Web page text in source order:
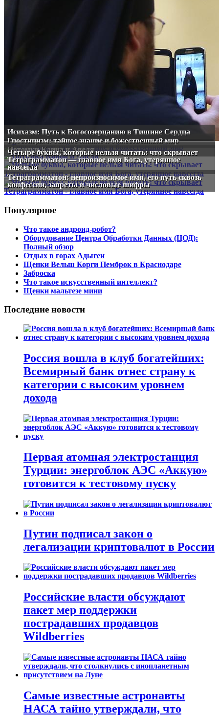
Исихазм: Путь к Богосозерцанию в Тишине Сердца
Гностицизм: тайное знание и божественный мир
Потомки Каина и Авеля
Четыре буквы, которые нельзя читать: что скрывает
Тетраграмматон — главное имя Бога, утерянное
навсегда
Тетраграмматон: непроизносимое имя, его путь сквозь
конфессии, запреты и числовые шифры
Популярное
Что такое андроид-робот?
Оборудование Центра Обработки Данных (ЦОД):
Полный обзор
Отдых в горах Адыгеи
Щенки Вельш Корги Пемброк в Краснодаре
Заброска
Что такое искусственный интеллект?
Щенки мальтезе мини
Последние новости
Россия вошла в клуб богатейших:
Всемирный банк отнес страну к
категории с высоким уровнем
дохода
Первая атомная электростанция
Турции: энергоблок АЭС «Аккую»
готовится к тестовому пуску
Путин подписал закон о
легализации криптовалют в России
Российские власти обсуждают
пакет мер поддержки
пострадавших продавцов
Wildberries
Самые известные астронавты
НАСА тайно утверждали, что